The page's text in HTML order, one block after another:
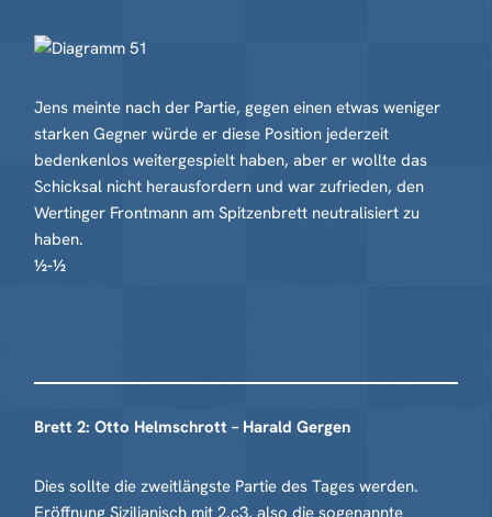
Jens meinte nach der Partie, gegen einen etwas weniger
starken Gegner würde er diese Position jederzeit
bedenkenlos weitergespielt haben, aber er wollte das
Schicksal nicht herausfordern und war zufrieden, den
Wertinger Frontmann am Spitzenbrett neutralisiert zu
haben.
½-½
Brett 2: Otto Helmschrott – Harald Gergen
Dies sollte die zweitlängste Partie des Tages werden.
Eröffnung Sizilianisch mit 2.c3, also die sogenannte